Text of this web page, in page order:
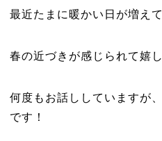
最近たまに暖かい日が増え
春の近づきが感じられて嬉
何度もお話ししていますが
です！